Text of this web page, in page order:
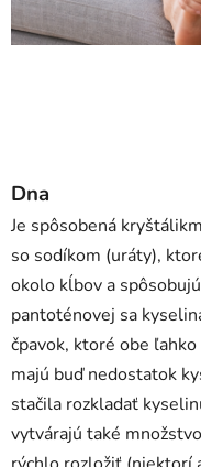
Dna
Je spôsobená
so sodíkom (uráty),
okolo kĺbov a
pantoténovej sa
čpavok, ktoré obe
majú buď nedostatok
stačila rozkladať
vytvárajú také